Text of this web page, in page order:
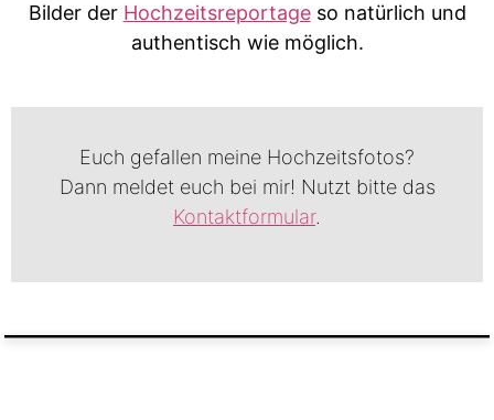
Bilder der Hochzeitsreportageso natürlich und
authentisch wie möglich.
Euch gefallen meine Hochzeitsfotos?
Dann meldet euch bei mir! Nutzt bitte das
Kontaktformular.